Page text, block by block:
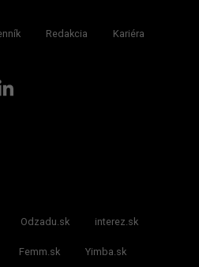
Redakcia Kariéra
Odzadu.sk interez.sk
Femm.sk Yimba.sk